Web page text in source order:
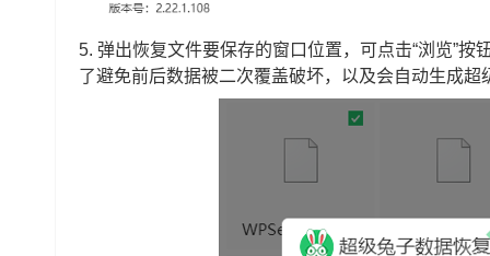
5. 弹出恢复文件要保存的窗口位置，可点击“浏览”
了避免前后数据被二次覆盖破坏，以及会自动生成超